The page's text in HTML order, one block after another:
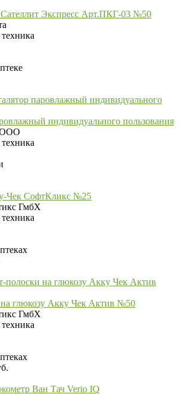
Сателлит Экспресс Арт.ПКГ-03 №50
индивидуального пользования
Чек СофтКликс №25
ГмбХ
на глюкозу Акку Чек Актив №50
ГмбХ